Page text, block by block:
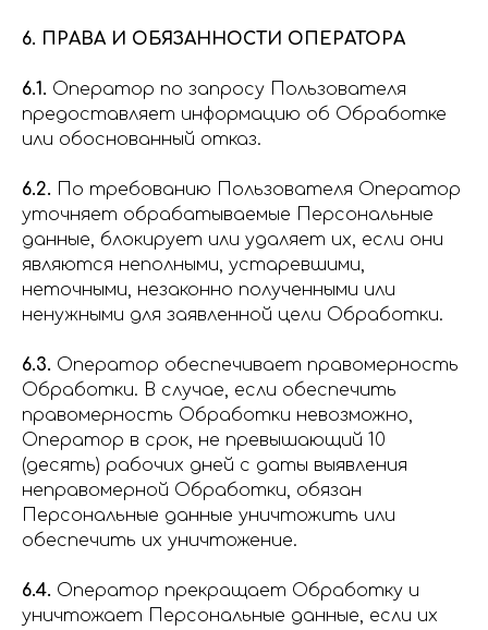
6. ПРАВА И ОБЯЗАННОСТИ ОПЕРАТОРА
6.1. Оператор по запросу Пользователя
предоставляет информацию об Обработке
или обоснованный отказ.
6.2. По требованию Пользователя Оператор
уточняет обрабатываемые Персональные
данные, блокирует или удаляет их, если они
являются неполными, устаревшими,
неточными, незаконно полученными или
ненужными для заявленной цели Обработки.
6.3. Оператор обеспечивает правомерность
Обработки. В случае, если обеспечить
правомерность Обработки невозможно,
Оператор в срок, не превышающий 10
(десять) рабочих дней с даты выявления
неправомерной Обработки, обязан
Персональные данные уничтожить или
обеспечить их уничтожение.
6.4. Оператор прекращает Обработку и
уничтожает Персональные данные, если их